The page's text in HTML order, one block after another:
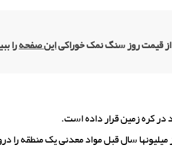
از قیمت روز سنگ نمک خوراکیاین صفحهرا
کره زمین قرار داده است.
سال قبل مواد معدنی یک منطقه را